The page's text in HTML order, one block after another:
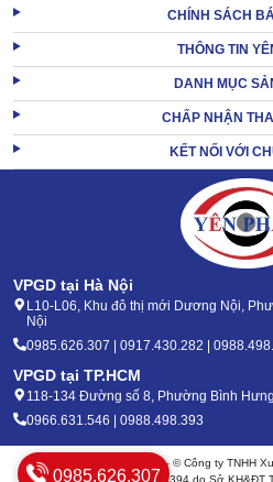
CHÍNH SÁCH
THÔNG TIN
DANH MỤC
CHẤP NHẬN
KẾT NỐI VỚI
VPGD tại Hà Nội
L10-L06, Khu đô thị mới Dương Nội,
Nội
0985.626.307 | 0917.430.282 |
VPGD tại TP.HCM
118-134 Đường số 8, Phường Bình
0966.631.546 | 0988.498.393
Bản quyền 2020 - 2026 – © Công ty TNHH
Mã số thuế: 0105904394 do Sở KH&ĐT
0985.626.307